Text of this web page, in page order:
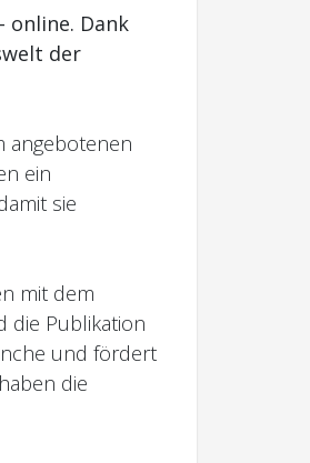
online. Dank
der
angebotenen
ein
sie
mit dem
die Publikation
und fördert
die